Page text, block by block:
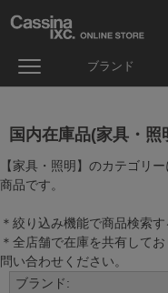
ブランド
国内在庫品(家具・照
【家具・照明】のカテゴリ
商品です。
＊絞り込み機能で商品検索す
＊全店舗で在庫を共有して
問い合わせください。